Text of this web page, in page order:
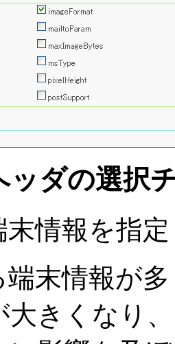
ッダの選択
末情報を指
末情報が
大きくなり